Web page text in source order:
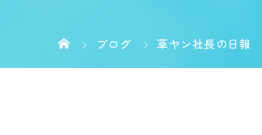
ブログ 草ヤン社長の日報